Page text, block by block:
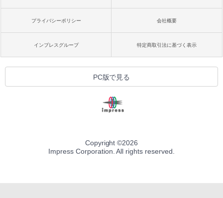
プライバシーポリシー 会社概要
インプレスグループ 特定商取引法に基づく表示
PC版で見る
Copyright ©2026
Impress Corporation. All rights reserved.